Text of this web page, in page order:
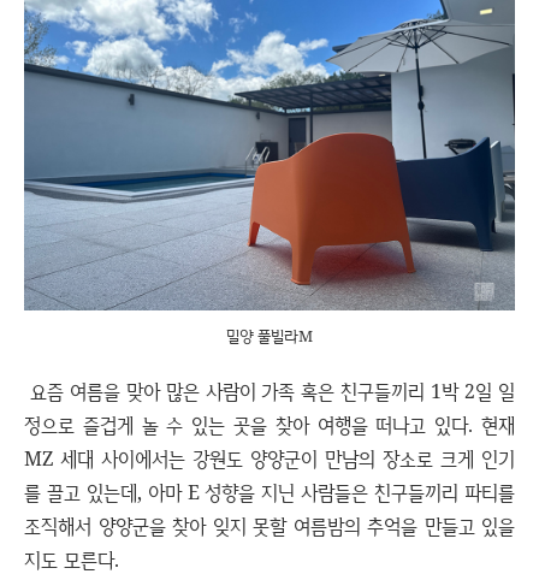
밀양 풀빌라M
요즘 여름을 맞아 많은 사람이 가족 혹은 친구들끼리 1박 2일 일
정으로 즐겁게 놀 수 있는 곳을 찾아 여행을 떠나고 있다. 현재
MZ 세대 사이에서는 강원도 양양군이 만남의 장소로 크게 인기
를 끌고 있는데, 아마 E 성향을 지닌 사람들은 친구들끼리 파티를
조직해서 양양군을 찾아 잊지 못할 여름밤의 추억을 만들고 있을
지도 모른다.